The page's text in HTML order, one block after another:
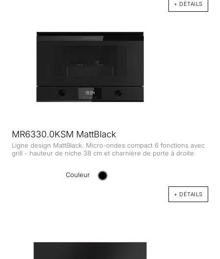
+ DÉTAILS
MR6330.0KSM MattBlack
Ligne design MattBlack. Micro-ondes compact 6 fonctions avec
grill - hauteur de niche 38 cm et charnière de porte à droite
Couleur
+ DÉTAILS